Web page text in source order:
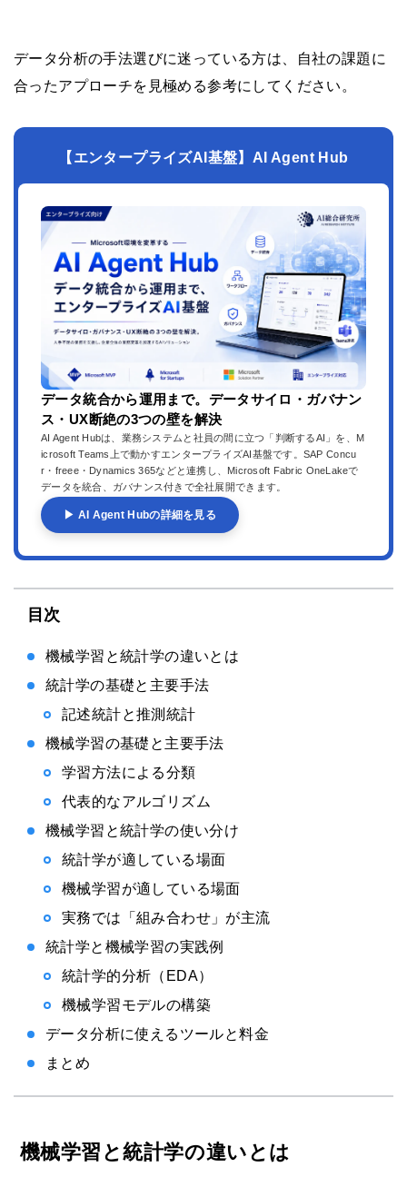
データ分析の手法選びに迷っている方は、自社の課題に
合ったアプローチを見極める参考にしてください。
【エンタープライズAI基盤】AI Agent Hub
データ統合から運用まで。データサイロ・ガバナン
ス・UX断絶の3つの壁を解決
AI Agent Hubは、業務システムと社員の間に立つ「判断するAI」を、M
icrosoft Teams上で動かすエンタープライズAI基盤です。SAP Concu
r・freee・Dynamics 365などと連携し、Microsoft Fabric OneLakeで
データを統合、ガバナンス付きで全社展開できます。
▶ AI Agent Hubの詳細を見る
目次
機械学習と統計学の違いとは
統計学の基礎と主要手法
記述統計と推測統計
機械学習の基礎と主要手法
学習方法による分類
代表的なアルゴリズム
機械学習と統計学の使い分け
統計学が適している場面
機械学習が適している場面
実務では「組み合わせ」が主流
統計学と機械学習の実践例
統計学的分析（EDA）
機械学習モデルの構築
データ分析に使えるツールと料金
まとめ
機械学習と統計学の違いとは